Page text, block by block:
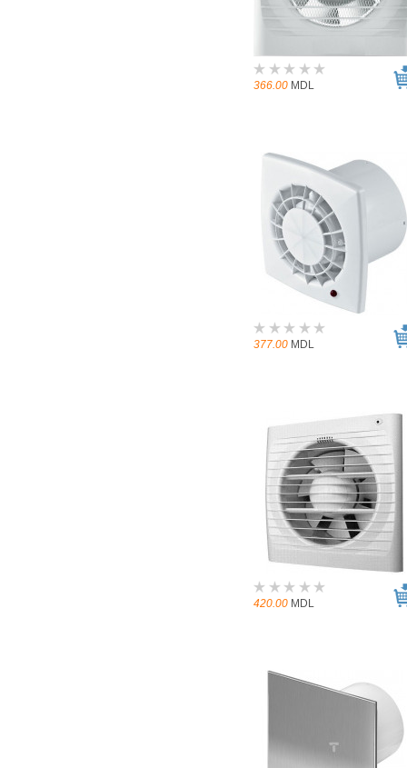
366.00 MDL
377.00 MDL
420.00 MDL